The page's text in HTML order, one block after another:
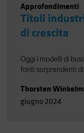
Approfondimenti
Titoli
di crescita
Oggi i modelli di
fonti sorprendenti
Thorsten
giugno 2024